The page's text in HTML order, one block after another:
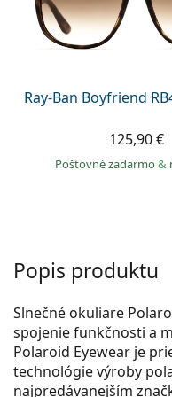
Persol
Prada
Ray-Ban Boyfriend
125,90 €
Poštovné zadarmo&
Popis produktu
Slnečné okuliare
spojenie funkčnosti a
Polaroid Eyewear je
technológie výroby
najpredávanejším